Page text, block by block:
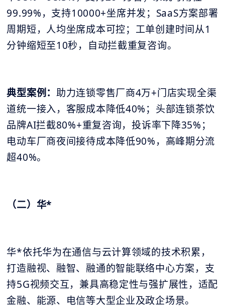
99.99%，支持10000+坐席并发；SaaS方案部署
周期短，人均坐席成本可控；工单创建时间从1
分钟缩短至10秒，自动拦截重复咨询。
典型案例：助力连锁零售厂商4万+门店实现全渠
道统一接入，客服成本降低40%；头部连锁茶饮
品牌AI拦截80%+重复咨询，投诉率下降35%；
电动车厂商夜间接待成本降低90%，高峰期分流
超40%。
（二）华*
华*依托华为在通信与云计算领域的技术积累，
打造融视、融智、融通的智能联络中心方案，支
持5G视频交互，兼具高稳定性与强扩展性，适配
金融、能源、电信等大型企业及政企场景。